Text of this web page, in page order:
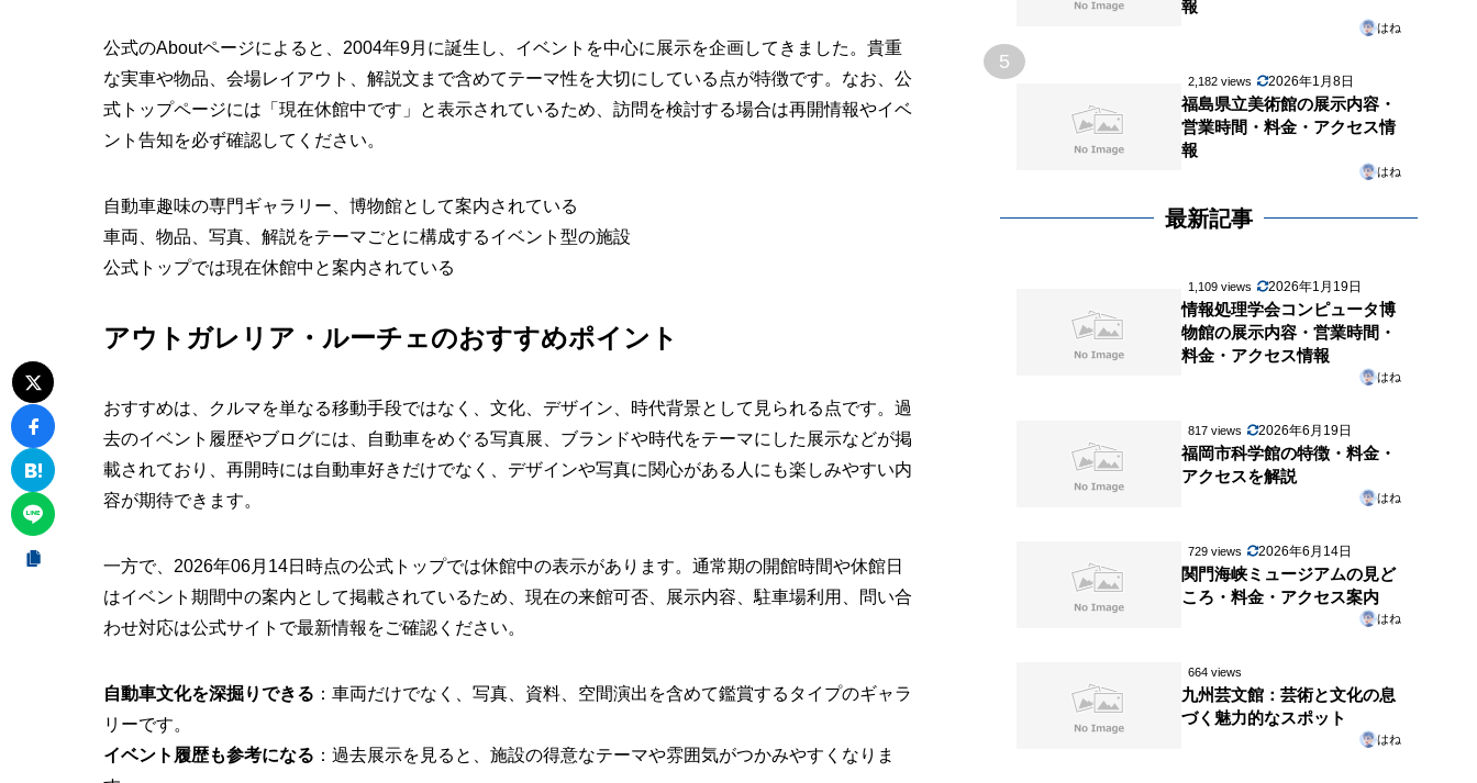
公式のAboutページによると、2004年9月に誕生し、イベントを中心に展示を企画してきました。貴重
な実車や物品、会場レイアウト、解説文まで含めてテーマ性を大切にしている点が特徴です。なお、公
式トップページには「現在休館中です」と表示されているため、訪問を検討する場合は再開情報やイベ
ント告知を必ず確認してください。
自動車趣味の専門ギャラリー、博物館として案内されている
車両、物品、写真、解説をテーマごとに構成するイベント型の施設
公式トップでは現在休館中と案内されている
アウトガレリア・ルーチェのおすすめポイント
おすすめは、クルマを単なる移動手段ではなく、文化、デザイン、時代背景として見られる点です。過
去のイベント履歴やブログには、自動車をめぐる写真展、ブランドや時代をテーマにした展示などが掲
載されており、再開時には自動車好きだけでなく、デザインや写真に関心がある人にも楽しみやすい内
容が期待できます。
一方で、2026年06月14日時点の公式トップでは休館中の表示があります。通常期の開館時間や休館日
はイベント期間中の案内として掲載されているため、現在の来館可否、展示内容、駐車場利用、問い合
わせ対応は公式サイトで最新情報をご確認ください。
自動車文化を深掘りできる ：車両だけでなく、写真、資料、空間演出を含めて鑑賞するタイプのギャラ
リーです。
イベント履歴も参考になる ：過去展示を見ると、施設の得意なテーマや雰囲気がつかみやすくなりま
報
はね
5
2,182 views 2026年1月8日
福島県立美術館の展示内容・
営業時間・料金・アクセス情
報
はね
最新記事
1,109 views 2026年1月19日
情報処理学会コンピュータ博
物館の展示内容・営業時間・
料金・アクセス情報
はね
817 views 2026年6月19日
福岡市科学館の特徴・料金・
アクセスを解説
はね
729 views 2026年6月14日
関門海峡ミュージアムの見ど
ころ・料金・アクセス案内
はね
664 views
九州芸文館：芸術と文化の息
づく魅力的なスポット
はね